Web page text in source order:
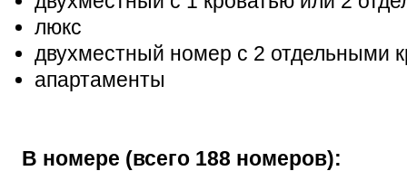
люкс
двухместный номер с 2 отдельными
апартаменты
В номере (всего 188 номеров):